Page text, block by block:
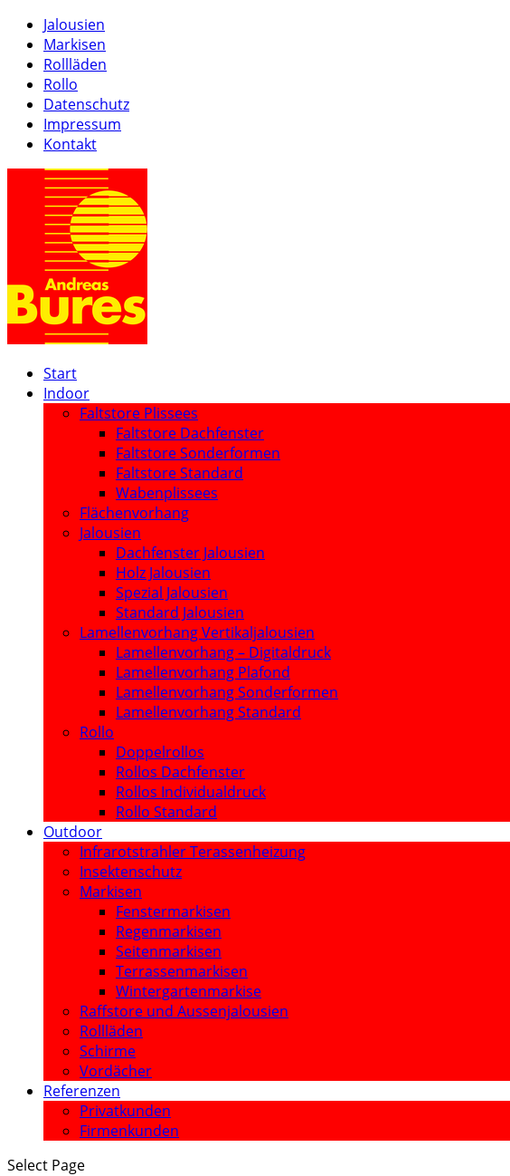
Jalousien
Markisen
Rollläden
Rollo
Datenschutz
Impressum
Kontakt
Start
Indoor
Faltstore Plissees
Faltstore Dachfenster
Faltstore Sonderformen
Faltstore Standard
Wabenplissees
Flächenvorhang
Jalousien
Dachfenster Jalousien
Holz Jalousien
Spezial Jalousien
Standard Jalousien
Lamellenvorhang Vertikaljalousien
Lamellenvorhang – Digitaldruck
Lamellenvorhang Plafond
Lamellenvorhang Sonderformen
Lamellenvorhang Standard
Rollo
Doppelrollos
Rollos Dachfenster
Rollos Individualdruck
Rollo Standard
Outdoor
Infrarotstrahler Terassenheizung
Insektenschutz
Markisen
Fenstermarkisen
Regenmarkisen
Seitenmarkisen
Terrassenmarkisen
Wintergartenmarkise
Raffstore und Aussenjalousien
Rollläden
Schirme
Vordächer
Referenzen
Privatkunden
Firmenkunden
Select Page